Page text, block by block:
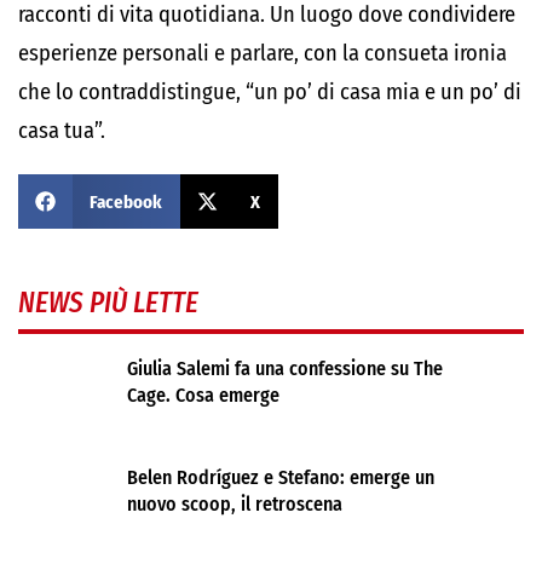
racconti di vita quotidiana. Un luogo dove condividere
esperienze personali e parlare, con la consueta ironia
che lo contraddistingue, “un po’ di casa mia e un po’ di
casa tua”.
Facebook X
NEWS PIÙ LETTE
Giulia Salemi fa una confessione su The
Cage. Cosa emerge
Belen Rodríguez e Stefano: emerge un
nuovo scoop, il retroscena